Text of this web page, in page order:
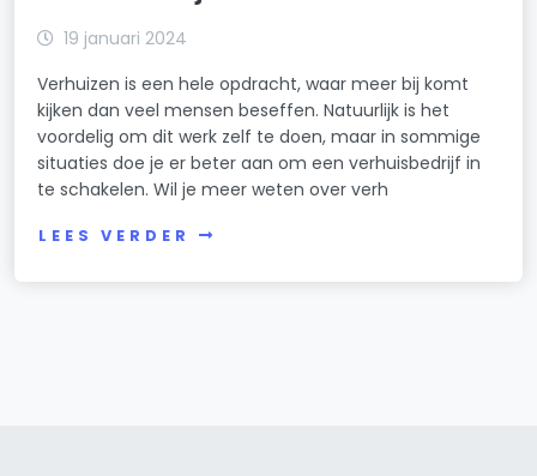
19 januari 2024
Verhuizen is een hele opdracht, waar meer bij komt
kijken dan veel mensen beseffen. Natuurlijk is het
voordelig om dit werk zelf te doen, maar in sommige
situaties doe je er beter aan om een verhuisbedrijf in
te schakelen. Wil je meer weten over verh
LEES VERDER